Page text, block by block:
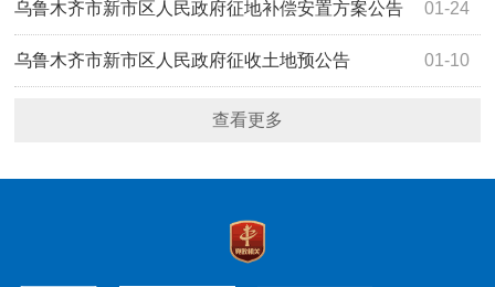
（新）告〔2025〕7号 01-24
乌鲁木齐市新市区人民政府征地补偿安置方案公告
乌高（新）告〔2025〕6号 01-10
乌鲁木齐市新市区人民政府征收土地预公告
查看更多